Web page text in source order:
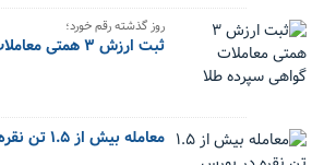
روز گذشته رقم خورد؛
ثبت ارزش ۳ همتی معاملات گواهی سپرده طلا
معامله بیش از ۱.۵ تن نقره در بورس کالا